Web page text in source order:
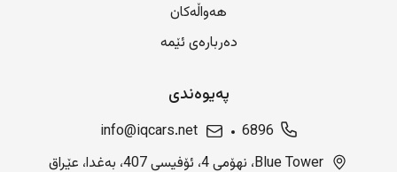
هەواڵەکان
دەربارەی ئێمە
پەیوەندی
6896
info@iqcars.net
Blue Tower، نهۆمی 4، ئۆفیسی 407، بەغدا، عێراق